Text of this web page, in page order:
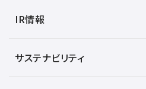
IR情報
サステナビリティ